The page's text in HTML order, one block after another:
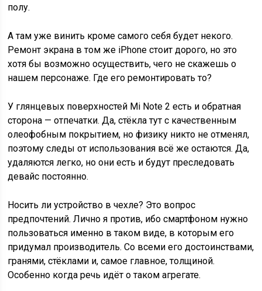
полу.
А там уже винить кроме самого себя будет некого.
Ремонт экрана в том же iPhone стоит дорого, но это
хотя бы возможно осуществить, чего не скажешь о
нашем персонаже. Где его ремонтировать то?
У глянцевых поверхностей Mi Note 2 есть и обратная
сторона — отпечатки. Да, стёкла тут с качественным
олеофобным покрытием, но физику никто не отменял,
поэтому следы от использования всё же остаются. Да,
удаляются легко, но они есть и будут преследовать
девайс постоянно.
Носить ли устройство в чехле? Это вопрос
предпочтений. Лично я против, ибо смартфоном нужно
пользоваться именно в таком виде, в которым его
придумал производитель. Со всеми его достоинствами,
гранями, стёклами и, самое главное, толщиной.
Особенно когда речь идёт о таком агрегате.